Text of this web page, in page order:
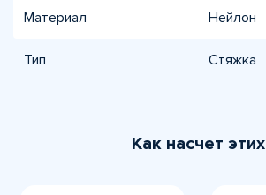
Материал Нейлон
Тип Стяжка
Как насчет этих